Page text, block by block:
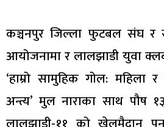
कञ्चनपुर जिल्ला फुटबल संघ र
आयोजनामा र लालझाडी युवा
‘हाम्रो सामुहिक गोल: महिला
अन्त्य’ मुल नाराका साथ पौष